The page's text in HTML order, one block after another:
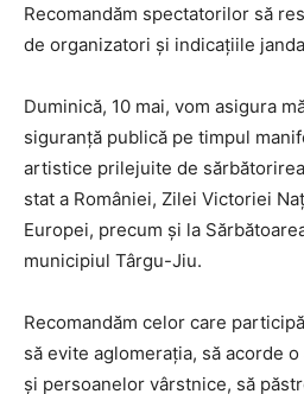
Recomandăm spectatorilor să
de organizatori și indicațiile
Duminică, 10 mai, vom asigura
siguranță publică pe timpul
artistice prilejuite de
stat a României, Zilei Victoriei
Europei, precum și la
municipiul Târgu-Jiu.
Recomandăm celor care
să evite aglomerația, să acorde
și persoanelor vârstnice, să